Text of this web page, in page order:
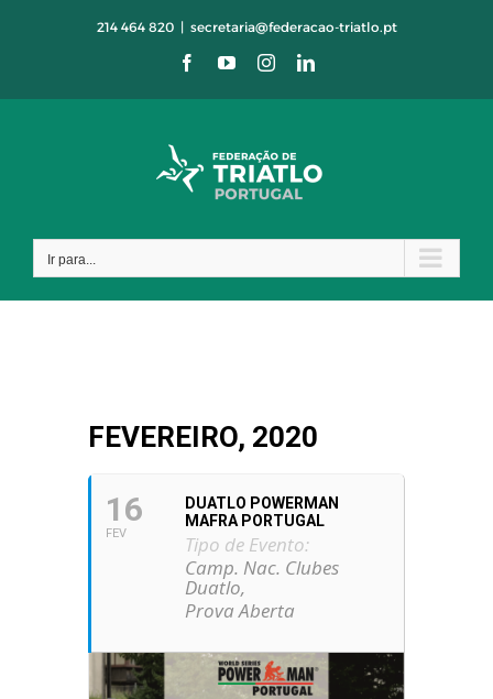
214 464 820 | secretaria@federacao-triatlo.pt
FacebookYouTubeInstagramLinkedIn
Ir para...
FEVEREIRO, 2020
16
FEV
DUATLO POWERMAN
MAFRA PORTUGAL
Tipo de Evento:
Camp. Nac. Clubes
Duatlo,
Prova Aberta